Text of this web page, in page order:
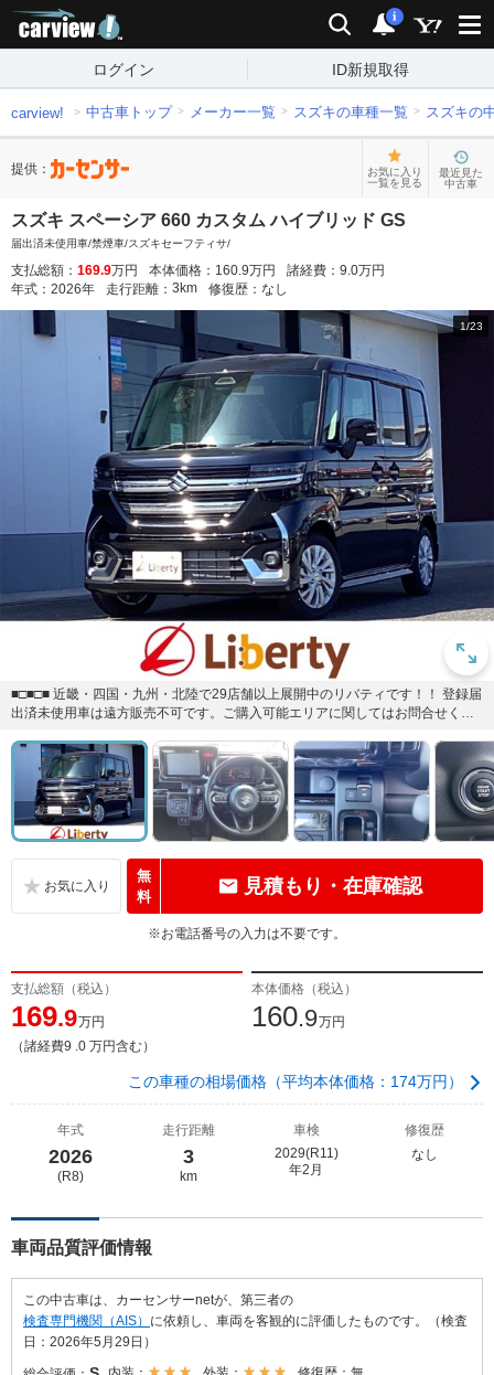
検索 通知
i
ログイン ID新規取得
carview! 中古車トップ メーカー一覧 スズキの車種一覧 スズキの
提供：
お気に入り
一覧を見る
最近見た
中古車
スズキ スペーシア 660 カスタム ハイブリッド GS
届出済未使用車/禁煙車/スズキセーフティサ/
支払総額： 169.9万円 本体価格： 160.9万円 諸経費： 9.0万円
年式： 2026年 走行距離： 3 km 修復歴： なし
1/23
■□■□■ 近畿・四国・九州・北陸で29店舗以上展開中のリバティです！！ 登録届
出済未使用車は遠方販売不可です。ご購入可能エリアに関してはお問合せくだ
無
料
見積もり・在庫確認
※お電話番号の入力は不要です。
支払総額（税込）
169.9万円
（諸経費9 .0 万円含む）
本体価格（税込）
160.9万円
この車種の相場価格（平均本体価格：174万円）
年式
2026
(R8)
走行距離
3
km
車検
2029(R11)
年2月
修復歴
なし
車両品質評価情報
この中古車は、カーセンサーnetが、第三者の
検査専門機関（AIS） に依頼し、車両を客観的に評価したものです。（検査
日：2026年5月29日）